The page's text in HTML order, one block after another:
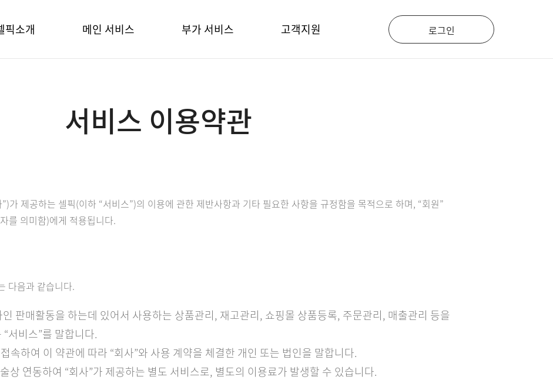
픽소개 메인 서비스
주문관리
마스터 통합관리
통합재고관리
부가 서비스
시스템 추가개발
고객지원 로그인
서비스 이용약관
가 제공하는 셀픽(이하 “서비스”)의 이용에 관한 제반사항과 기타 필요한 사항을 규정함을 목적으로 하며, “회원”
를 의미함)에게 적용됩니다.
다음과 같습니다.
인 판매활동을 하는데 있어서 사용하는 상품관리, 재고관리, 쇼핑몰 상품등록, 주문관리, 매출관리 등을
서비스”를 말합니다.
속하여 이 약관에 따라 “회사”와 사용 계약을 체결한 개인 또는 법인을 말합니다.
상 연동하여 “회사”가 제공하는 별도 서비스로, 별도의 이용료가 발생할 수 있습니다.